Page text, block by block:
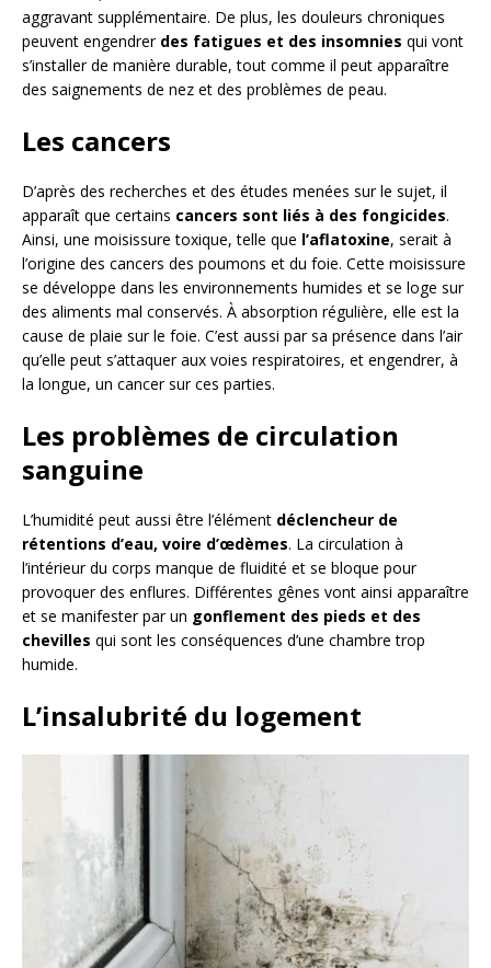
aggravant supplémentaire. De plus, les douleurs chroniques
peuvent engendrer des fatigues et des insomnies qui vont
s’installer de manière durable, tout comme il peut apparaître
des saignements de nez et des problèmes de peau.
Les cancers
D’après des recherches et des études menées sur le sujet, il
apparaît que certains cancers sont liés à des fongicides.
Ainsi, une moisissure toxique, telle que l’aflatoxine, serait à
l’origine des cancers des poumons et du foie. Cette moisissure
se développe dans les environnements humides et se loge sur
des aliments mal conservés. À absorption régulière, elle est la
cause de plaie sur le foie. C’est aussi par sa présence dans l’air
qu’elle peut s’attaquer aux voies respiratoires, et engendrer, à
la longue, un cancer sur ces parties.
Les problèmes de circulation
sanguine
L’humidité peut aussi être l’élément déclencheur de
rétentions d’eau, voire d’œdèmes. La circulation à
l’intérieur du corps manque de fluidité et se bloque pour
provoquer des enflures. Différentes gênes vont ainsi apparaître
et se manifester par un gonflement des pieds et des
chevilles qui sont les conséquences d’une chambre trop
humide.
L’insalubrité du logement